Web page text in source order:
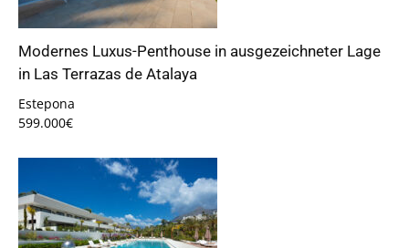
Modernes Luxus-Penthouse in ausgezeichneter Lage
in Las Terrazas de Atalaya
Estepona
599.000€